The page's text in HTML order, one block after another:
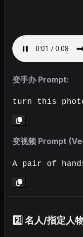
变手办 Prompt:
turn this
变视频 Prompt
A pair of
2️⃣ 名人/指定人